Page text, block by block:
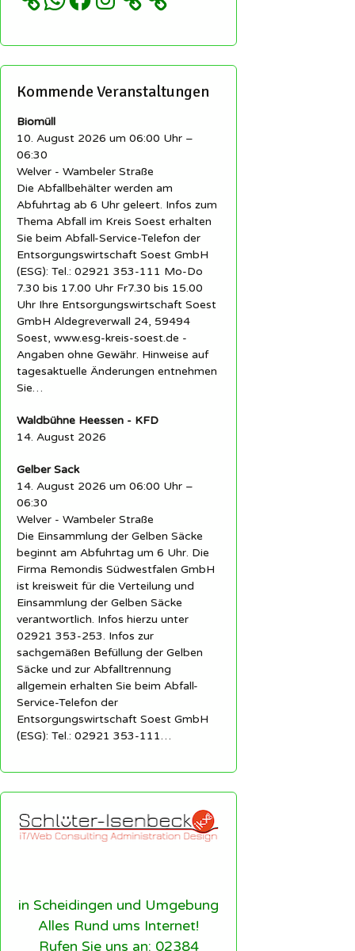
Kommende Veranstaltungen
Biomüll
10. August 2026 um 06:00 Uhr –
06:30
Welver - Wambeler Straße
Die Abfallbehälter werden am
Abfuhrtag ab 6 Uhr geleert. Infos zum
Thema Abfall im Kreis Soest erhalten
Sie beim Abfall-Service-Telefon der
Entsorgungswirtschaft Soest GmbH
(ESG): Tel.: 02921 353-111 Mo-Do
7.30 bis 17.00 Uhr Fr7.30 bis 15.00
Uhr Ihre Entsorgungswirtschaft Soest
GmbH Aldegreverwall 24, 59494
Soest, www.esg-kreis-soest.de -
Angaben ohne Gewähr. Hinweise auf
tagesaktuelle Änderungen entnehmen
Sie…
Waldbühne Heessen - KFD
14. August 2026
Gelber Sack
14. August 2026 um 06:00 Uhr –
06:30
Welver - Wambeler Straße
Die Einsammlung der Gelben Säcke
beginnt am Abfuhrtag um 6 Uhr. Die
Firma Remondis Südwestfalen GmbH
ist kreisweit für die Verteilung und
Einsammlung der Gelben Säcke
verantwortlich. Infos hierzu unter
02921 353-253. Infos zur
sachgemäßen Befüllung der Gelben
Säcke und zur Abfalltrennung
allgemein erhalten Sie beim Abfall-
Service-Telefon der
Entsorgungswirtschaft Soest GmbH
(ESG): Tel.: 02921 353-111…
in Scheidingen und Umgebung
Alles Rund ums Internet!
Rufen Sie uns an: 02384